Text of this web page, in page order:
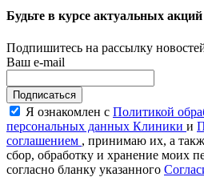
Будьте в курсе актуальных
Подпишитесь на рассылку
Ваш e-mail
Подписаться
Я ознакомлен с Политикой
персональных данных Клиники и
соглашением , принимаю их, а
сбор, обработку и хранение моих
согласно бланку указанного